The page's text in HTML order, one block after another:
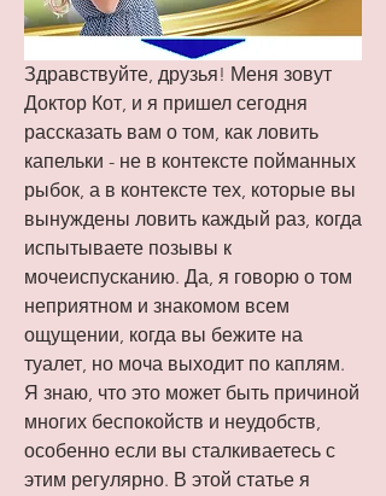
Здравствуйте, друзья! Меня зовут
Доктор Кот, и я пришел сегодня
рассказать вам о том, как ловить
капельки - не в контексте пойманных
рыбок, а в контексте тех, которые вы
вынуждены ловить каждый раз, когда
испытываете позывы к
мочеиспусканию. Да, я говорю о том
неприятном и знакомом всем
ощущении, когда вы бежите на
туалет, но моча выходит по каплям.
Я знаю, что это может быть причиной
многих беспокойств и неудобств,
особенно если вы сталкиваетесь с
этим регулярно. В этой статье я